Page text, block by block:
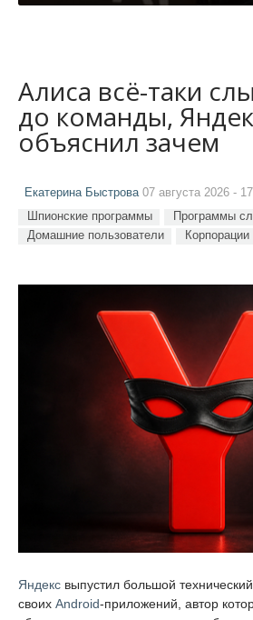
Алиса всё-таки
до команды,
объяснил зачем
Екатерина Быстрова07 августа 2026 -
Шпионские программы
Программы
Домашние пользователи
Корпорации
Яндекс выпустил большой
своих Android-приложений, автор